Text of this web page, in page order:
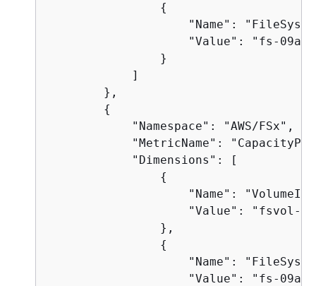
{
"Name":
"Value": "fs-
                }
            ]
        },
{
            "Namespace": "AWS/FSx",
"MetricName":
            "Dimensions": [
{
"Name":
"Value": "fsvol-
                },
{
"Name":
"Value": "fs-